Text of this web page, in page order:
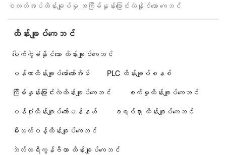
စတတ်အပ်ထိန်းချုပ်မှု အကြိမ်နှုန်းပြောင်းလဲနိုင်သော ကေဘင်
ထိန်းချုပ်ကေဘင်
ပေါက်ကွဲခံနိုင်သော ထိန်းချုပ်ကေဘင်
ပန်ကာထိန်းချုပ်မော်တော်အိမ်
PLC ထိန်းချုပ်စနစ်
ကြိမ်နှုန်းပြောင်းလဲထိန်းချုပ်ကေဘင်
စက်မှုထိန်းချုပ်ကေဘင်
ပန်ပုံးထိန်းချုပ်ကော်ပန်နယ်
ခရပ်ရှာ ထိန်းချုပ်ကေဘင်
မီးသတ်ပန့်ထိန်းချုပ်ကေဘင်
ဘဲလ်ထရီကွန်ဗီယာ ထိန်းချုပ်ကေဘင်